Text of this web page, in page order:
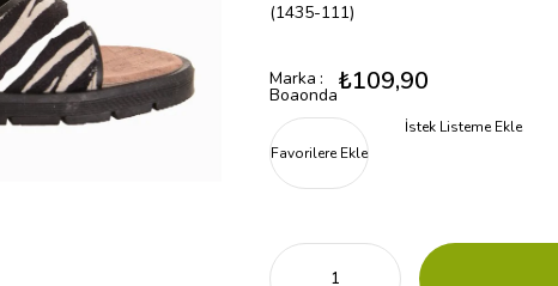
(1435-111)
Marka :
Boaonda₺109,90
Favorilere Ekle
İstek Listeme Ekle